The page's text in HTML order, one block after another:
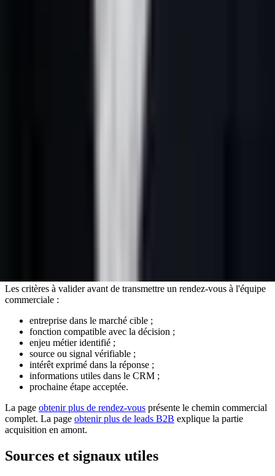
Les critères à valider avant de transmettre un rendez-vous à l'équipe
commerciale :
entreprise dans le marché cible ;
fonction compatible avec la décision ;
enjeu métier identifié ;
source ou signal vérifiable ;
intérêt exprimé dans la réponse ;
informations utiles dans le CRM ;
prochaine étape acceptée.
La page obtenir plus de rendez-vous présente le chemin commercial
complet. La page obtenir plus de leads B2B explique la partie
acquisition en amont.
Sources et signaux utiles